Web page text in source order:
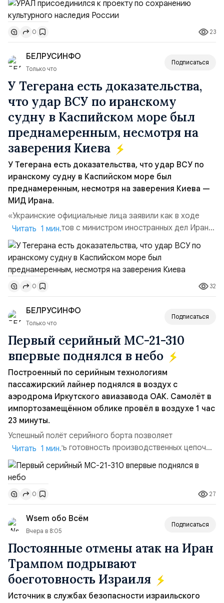
жителей региона, волонтеров и участников со всей
страны. Для УРАЛ это продолжение философии
бренда, основанной на развитии российского
производства и продвижении русского звука.
Компания убеждена, что уважение к с...
0 23
БЕЛРУСИНФО
Только что
Подписаться
У Тегерана есть доказательства,
что удар ВСУ по иранскому
судну в Каспийском море был
преднамеренным, несмотря на
заверения Киева
У Тегерана есть доказательства, что удар ВСУ по
иранскому судну в Каспийском море был
преднамеренным, несмотря на заверения Киева —
МИД Ирана.
«Украинские официальные лица заявили как в ходе
прямых контактов с министром иностранных дел Ирана,
так и в сообщениях, направленных Ирану, что эта атака
не была преднамеренной», — заявил официальный
представитель МИД Ирана Эсмаил Багаи на пресс-
конференции в Тегеране 3 августа.Иранская сторона
ожидает от Украины практических шагов, которые
подтвер...
Читать 1 мин.
0 32
БЕЛРУСИНФО
Только что
Подписаться
Первый серийный МС-21-310
впервые поднялся в небо
Построенный по серийным технологиям
пассажирский лайнер поднялся в воздух с
аэродрома Иркутского авиазавода ОАК. Самолёт в
импортозамещённом облике провёл в воздухе 1 час
23 минуты.
Успешный полёт серийного борта позволяет
констатировать готовность производственных цепочек
для серийного выпуска машин этого типа, в частности,
первой партии из 18 самолётов. Также завод уже
может приступить к выполнению новых заказов,
утверждённых Правительством России. Параллельно
идет процесс сертификации воздушного судна. На
данный момент МС-2...
Читать 1 мин.
0 27
Wsem обо Всём
Вчера в 8:05
Подписаться
Постоянные отмены атак на Иран
Трампом подрывают
боеготовность Израиля
Источник в службах безопасности израильского